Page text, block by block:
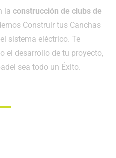
la construcción de clubs de
Construir tus Canchas
sistema eléctrico. Te
el desarrollo de tu proyecto,
sea todo un Éxito.